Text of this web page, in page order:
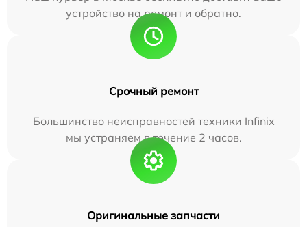
устройство на ремонт и обратно.
Срочный ремонт
Большинство неисправностей техники Infinix
мы устраняем в течение 2 часов.
Оригинальные запчасти